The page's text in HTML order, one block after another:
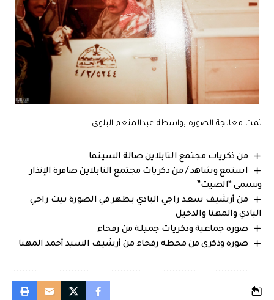
تمت معالجة الصورة بواسطة عبدالمنعم البلوي
من ذكريات مجتمع التابلاين صالة السينما
استمع وشاهد / من ذكريات مجتمع التابلاين صافرة الإنذار
وتسمى “الصيت”
من أرشيف سعد راجي البادي يظهر في الصورة بيت راجي
البادي والمهنا والدخيل
صوره جماعية وذكريات جميلة من رفحاء
صورة وذكرى من محطة رفحاء من أرشيف السيد أحمد المهنا